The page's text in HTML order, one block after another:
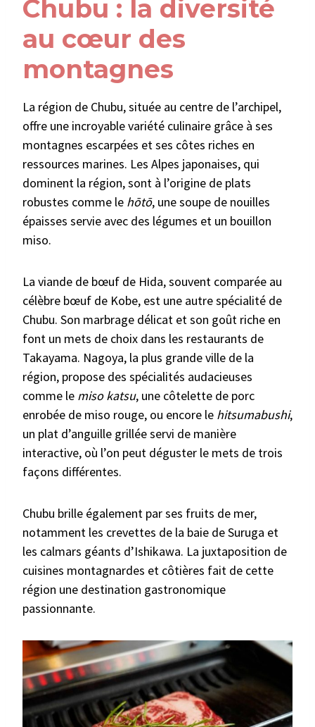
Chubu : la diversité
au cœur des
montagnes
La région de Chubu, située au centre de l’archipel,
offre une incroyable variété culinaire grâce à ses
montagnes escarpées et ses côtes riches en
ressources marines. Les Alpes japonaises, qui
dominent la région, sont à l’origine de plats
robustes comme le hōtō, une soupe de nouilles
épaisses servie avec des légumes et un bouillon
miso.
La viande de bœuf de Hida, souvent comparée au
célèbre bœuf de Kobe, est une autre spécialité de
Chubu. Son marbrage délicat et son goût riche en
font un mets de choix dans les restaurants de
Takayama. Nagoya, la plus grande ville de la
région, propose des spécialités audacieuses
comme le miso katsu, une côtelette de porc
enrobée de miso rouge, ou encore le hitsumabushi,
un plat d’anguille grillée servi de manière
interactive, où l’on peut déguster le mets de trois
façons différentes.
Chubu brille également par ses fruits de mer,
notamment les crevettes de la baie de Suruga et
les calmars géants d’Ishikawa. La juxtaposition de
cuisines montagnardes et côtières fait de cette
région une destination gastronomique
passionnante.